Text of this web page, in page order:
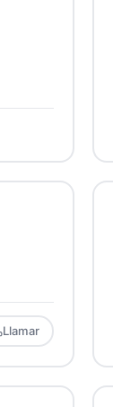
Llamar